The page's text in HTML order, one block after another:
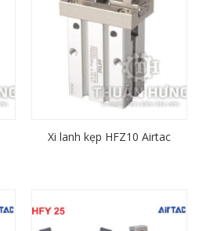
Xi lanh kẹp HFZ10 Airtac